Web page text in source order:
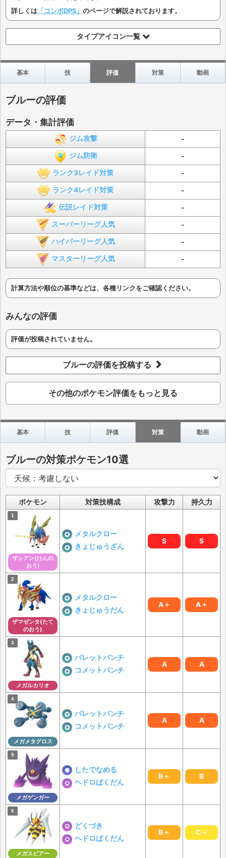
詳しくは 「コンボDPS」 のページで解説されております。
タイプアイコン一覧
基本 技 評価 対策 動画
ブルーの評価
データ・集計評価
ジム攻撃 -
ジム防衛 -
ランク3レイド対策 -
ランク4レイド対策 -
伝説レイド対策 -
スーパーリーグ人気 -
ハイパーリーグ人気 -
マスターリーグ人気 -
計算方法や順位の基準などは、各種リンクをご確認ください。
みんなの評価
評価が投稿されていません。
ブルーの評価を投稿する
その他のポケモン評価をもっと見る
基本 技 評価 対策 動画
ブルーの対策ポケモン10選
ポケモン 対策技構成 攻撃力 持久力
ザシアン(けんの
おう)
メタルクロー
きょじゅうざん
S S
ザマゼンタ(たて
のおう)
メタルクロー
きょじゅうだん
A＋ A＋
メガルカリオ
バレットパンチ
コメットパンチ
A A
メガメタグロス
バレットパンチ
コメットパンチ
A A
メガゲンガー
したでなめる
ヘドロばくだん
B＋ B
メガスピアー
どくづき
ヘドロばくだん
B＋ C＋